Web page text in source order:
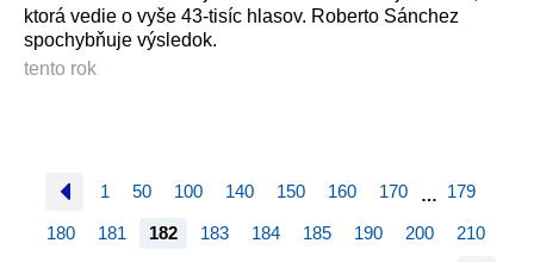
ktorá vedie o vyše 43-tisíc hlasov. Roberto Sánchez
spochybňuje výsledok.
tento rok
1 50 100 140 150 160 170 … 179
180 181 182 183 184 185 190 200 210